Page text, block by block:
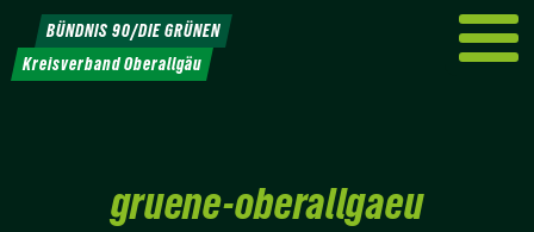
Weiter
zum
Inhalt
BÜNDNIS 90/DIE GRÜNEN
Kreisverband Oberallgäu
gruene-oberallgaeu